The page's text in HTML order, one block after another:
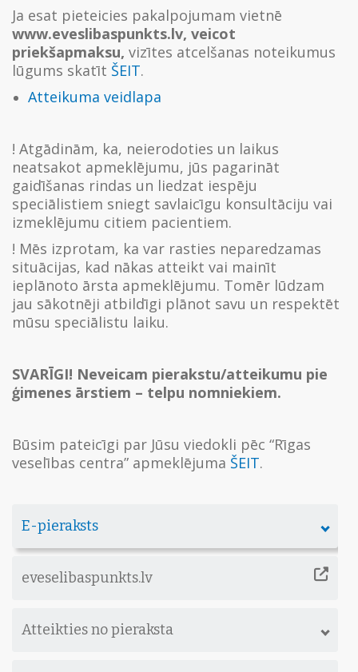
Ja esat pieteicies pakalpojumam vietnē
www.eveslibaspunkts.lv, veicot
priekšapmaksu, vizītes atcelšanas noteikumus
lūgums skatīt ŠEIT.
Atteikuma veidlapa
! Atgādinām, ka, neierodoties un laikus
neatsakot apmeklējumu, jūs pagarināt
gaidīšanas rindas un liedzat iespēju
speciālistiem sniegt savlaicīgu konsultāciju vai
izmeklējumu citiem pacientiem.
! Mēs izprotam, ka var rasties neparedzamas
situācijas, kad nākas atteikt vai mainīt
ieplānoto ārsta apmeklējumu. Tomēr lūdzam
jau sākotnēji atbildīgi plānot savu un respektēt
mūsu speciālistu laiku.
SVARĪGI! Neveicam pierakstu/atteikumu pie
ģimenes ārstiem – telpu nomniekiem.
Būsim pateicīgi par Jūsu viedokli pēc “Rīgas
veselības centra” apmeklējuma ŠEIT.
E-pieraksts
eveselibaspunkts.lv
Atteikties no pieraksta